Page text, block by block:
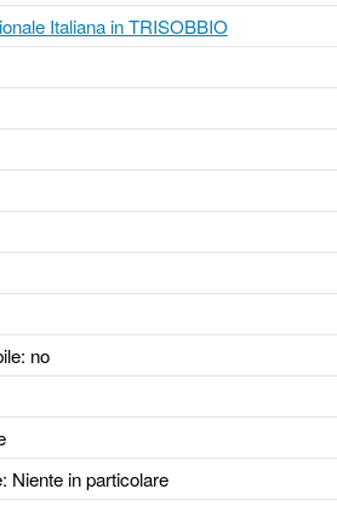
Italiana in TRISOBBIO
: no
: Niente in particolare